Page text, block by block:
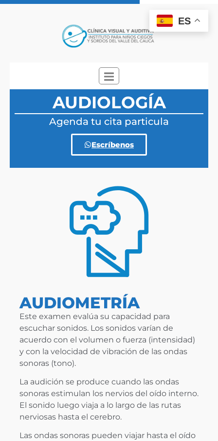
AUDIOLOGÍA
Agenda tu cita particula
Escríbenos
AUDIOMETRÍA
Este examen evalúa su capacidad para
escuchar sonidos. Los sonidos varían de
acuerdo con el volumen o fuerza (intensidad)
y con la velocidad de vibración de las ondas
sonoras (tono).
La audición se produce cuando las ondas
sonoras estimulan los nervios del oído interno.
El sonido luego viaja a lo largo de las rutas
nerviosas hasta el cerebro.
Las ondas sonoras pueden viajar hasta el oído
ES